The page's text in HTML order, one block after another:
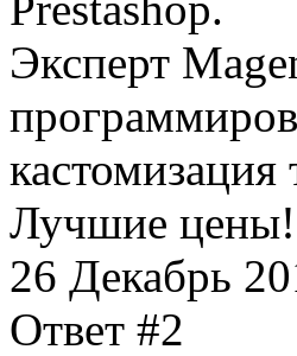
Эксперт
Лучшие
26 Декабрь
Ответ #2